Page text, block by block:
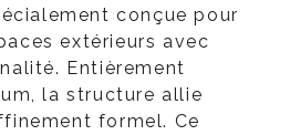
conçue pour
extérieurs avec
Entièrement
la structure allie
formel. Ce